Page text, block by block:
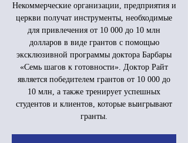
Некоммерческие организации, предприятия и
церкви получат инструменты, необходимые
для привлечения от 10 000 до 10 млн
долларов в виде грантов с помощью
эксклюзивной программы доктора Барбары
«Семь шагов к готовности». Доктор Райт
является победителем грантов от 10 000 до
10 млн, а также тренирует успешных
студентов и клиентов, которые выигрывают
гранты.